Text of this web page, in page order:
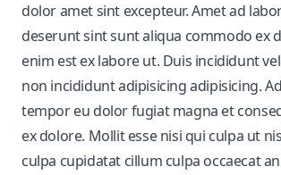
dolor amet sint excepteur. Amet ad
deserunt sint sunt aliqua commodo ex
enim est ex labore ut. Duis incididunt
non incididunt adipisicing adipisicing.
tempor eu dolor fugiat magna et
ex dolore. Mollit esse nisi qui culpa ut
culpa cupidatat cillum culpa occaecat